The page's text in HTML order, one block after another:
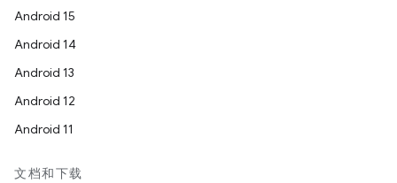
Android 15
Android 14
Android 13
Android 12
Android 11
文档和下载